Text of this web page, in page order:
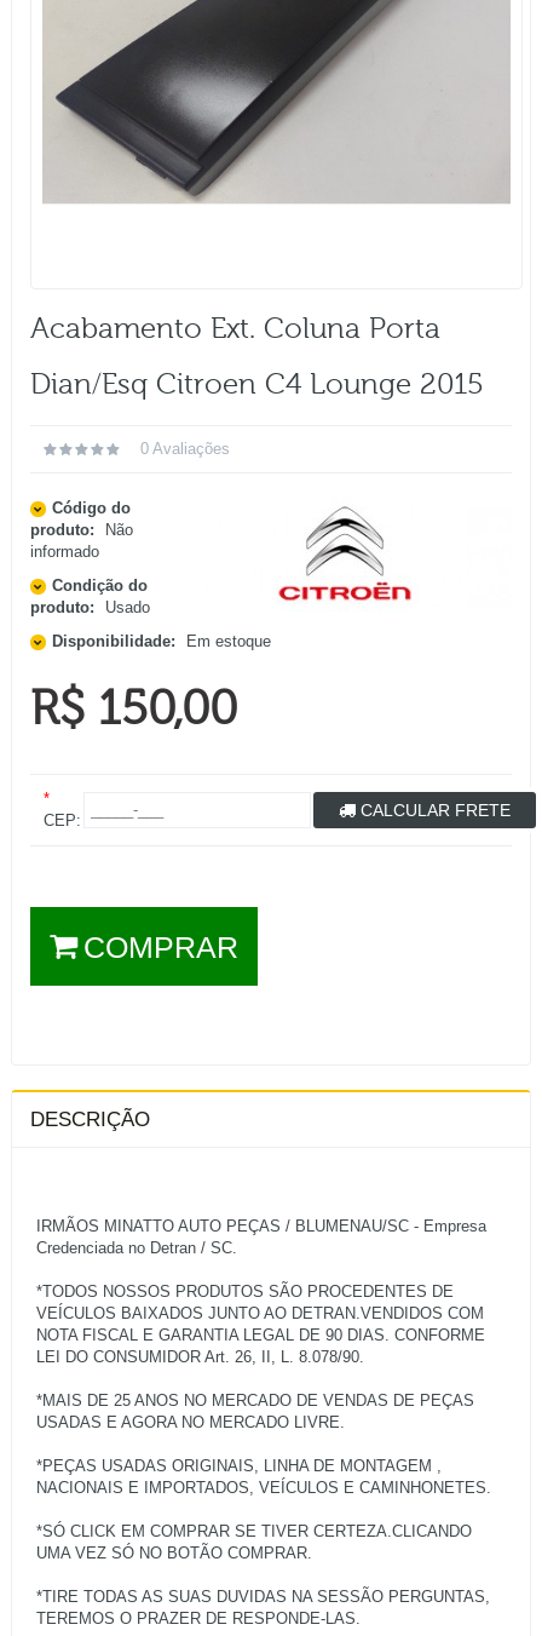
Acabamento Ext. Coluna Porta
Dian/esq Citroen C4 Lounge 2015
0 Avaliações
Código do
produto:
Não
informado
Condição do
produto:
Usado
Disponibilidade:
Em estoque
R$ 150,00
*
CEP:
CALCULAR FRETE
COMPRAR
DESCRIÇÃO
IRMÃOS MINATTO AUTO PEÇAS / BLUMENAU/SC - Empresa
Credenciada no Detran / SC.
*TODOS NOSSOS PRODUTOS SÃO PROCEDENTES DE
VEÍCULOS BAIXADOS JUNTO AO DETRAN.VENDIDOS COM
NOTA FISCAL E GARANTIA LEGAL DE 90 DIAS. CONFORME
LEI DO CONSUMIDOR Art. 26, II, L. 8.078/90.
*MAIS DE 25 ANOS NO MERCADO DE VENDAS DE PEÇAS
USADAS E AGORA NO MERCADO LIVRE.
*PEÇAS USADAS ORIGINAIS, LINHA DE MONTAGEM ,
NACIONAIS E IMPORTADOS, VEÍCULOS E CAMINHONETES.
*SÓ CLICK EM COMPRAR SE TIVER CERTEZA.CLICANDO
UMA VEZ SÓ NO BOTÃO COMPRAR.
*TIRE TODAS AS SUAS DUVIDAS NA SESSÃO PERGUNTAS,
TEREMOS O PRAZER DE RESPONDE-LAS.